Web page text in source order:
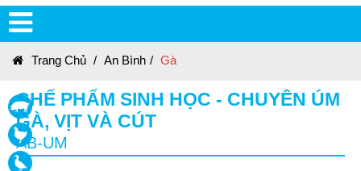
Trang Chủ / An Bình / Gà
CHẾ PHẨM SINH HỌC - CHUYÊN ÚM
GÀ, VỊT VÀ CÚT
AB-UM